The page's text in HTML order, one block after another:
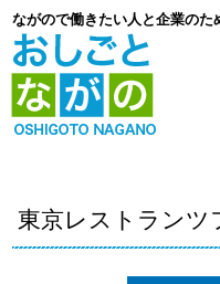
ながので働きたい人と企業の
東京レストランツ